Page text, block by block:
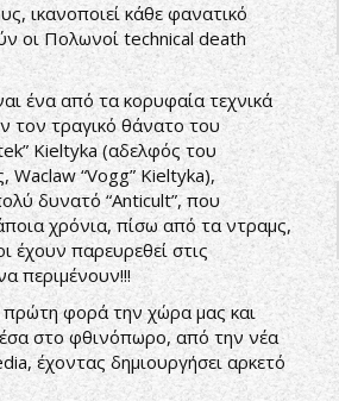
ικανοποιεί κάθε φανατικό
οι Πολωνοί technical death
ένα από τα κορυφαία τεχνικά
τραγικό θάνατο του
Kieltyka (αδελφός του
Waclaw “Vogg” Kieltyka),
δυνατό “Anticult”, που
χρόνια, πίσω από τα ντραμς,
έχουν παρευρεθεί στις
περιμένουν!!!
πρώτη φορά την χώρα μας και
στο φθινόπωρο, από την νέα
έχοντας δημιουργήσει αρκετό